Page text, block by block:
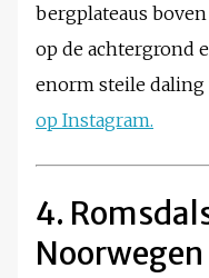
bergplateaus
op de achtergrond
enorm steile daling
op Instagram.
4.